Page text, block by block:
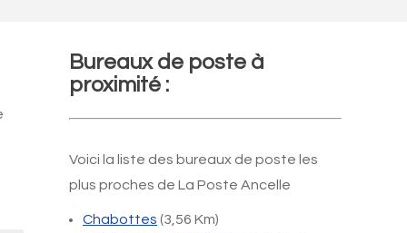
Bureaux de poste à
proximité :
Voici la liste des bureaux de poste les
plus proches de La Poste Ancelle
Chabottes (3,56 Km)